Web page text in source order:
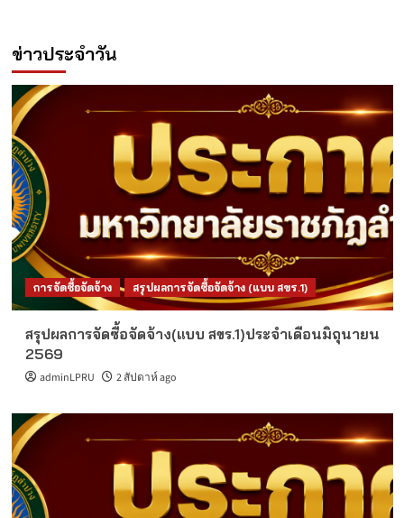
ข่าวประจำวัน
การจัดซื้อจัดจ้าง สรุปผลการจัดซื้อจัดจ้าง (แบบ สขร.1)
สรุปผลการจัดซื้อจัดจ้าง(แบบ สขร.1)ประจำเดือนมิถุนายน
2569
adminLPRU 2 สัปดาห์ ago